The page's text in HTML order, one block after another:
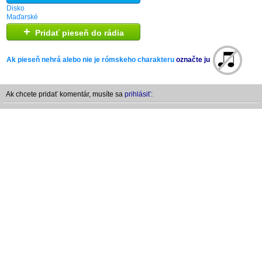
Disko
Maďarské
+ Pridať pieseň do rádia
Ak pieseň nehrá alebo nie je rómskeho charakteru označte ju
Ak chcete pridať komentár, musíte sa prihlásiť: